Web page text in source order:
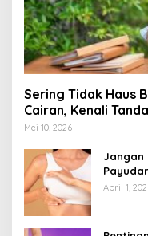
Sering Tidak Haus
Cairan, Kenali
Mei 10, 2026
Jangan
dari
April 1,